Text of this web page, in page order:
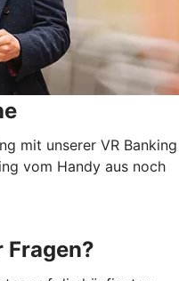
mit unserer VR Banking
vom Handy aus noch
Fragen?